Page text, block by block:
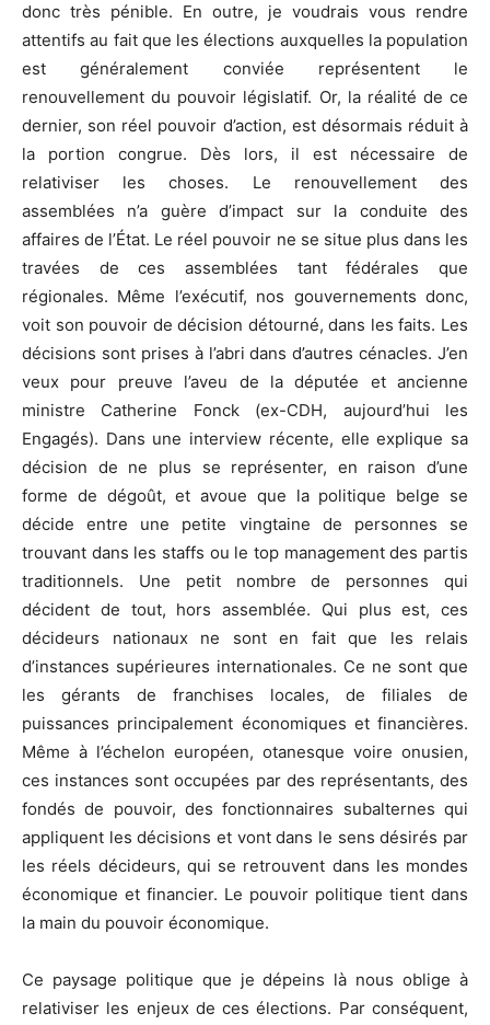
donc très pénible. En outre, je voudrais vous rendre
attentifs au fait que les élections auxquelles la population
est généralement conviée représentent le
renouvellement du pouvoir législatif. Or, la réalité de ce
dernier, son réel pouvoir d’action, est désormais réduit à
la portion congrue. Dès lors, il est nécessaire de
relativiser les choses. Le renouvellement des
assemblées n’a guère d’impact sur la conduite des
affaires de l’État. Le réel pouvoir ne se situe plus dans les
travées de ces assemblées tant fédérales que
régionales. Même l’exécutif, nos gouvernements donc,
voit son pouvoir de décision détourné, dans les faits. Les
décisions sont prises à l’abri dans d’autres cénacles. J’en
veux pour preuve l’aveu de la députée et ancienne
ministre Catherine Fonck (ex-CDH, aujourd’hui les
Engagés). Dans une interview récente, elle explique sa
décision de ne plus se représenter, en raison d’une
forme de dégoût, et avoue que la politique belge se
décide entre une petite vingtaine de personnes se
trouvant dans les staffs ou le top management des partis
traditionnels. Une petit nombre de personnes qui
décident de tout, hors assemblée. Qui plus est, ces
décideurs nationaux ne sont en fait que les relais
d’instances supérieures internationales. Ce ne sont que
les gérants de franchises locales, de filiales de
puissances principalement économiques et financières.
Même à l’échelon européen, otanesque voire onusien,
ces instances sont occupées par des représentants, des
fondés de pouvoir, des fonctionnaires subalternes qui
appliquent les décisions et vont dans le sens désirés par
les réels décideurs, qui se retrouvent dans les mondes
économique et financier. Le pouvoir politique tient dans
la main du pouvoir économique.
Ce paysage politique que je dépeins là nous oblige à
relativiser les enjeux de ces élections. Par conséquent,